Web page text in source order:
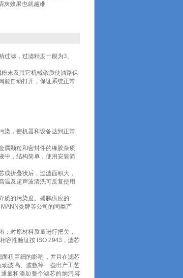
灰效果也就越难
滤，过滤精度一般为3、
末及其它机械杂质使油路保
能自动打开，保证系统正常
染，使机器和设备达到正常
属颗粒和密封件的橡胶杂质
中，结构简单，使用安装简
成折叠状后，过滤面积大，
温及超声波清洗可反复使用
质的污染度。盛鹏供应的
曼牌等公司的同类产
对原材料质量进行把关，
容性验证按 ISO 2943，滤芯
积巨细的影响，并且在滤芯
波高、波数等一些出产工艺
量和添加整个滤芯的纳污容